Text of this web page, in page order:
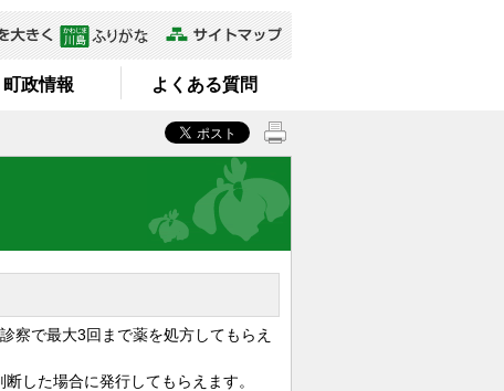
町政情報 よくある質問
察で最大3回まで薬を処方してもらえ
した場合に発行してもらえます。